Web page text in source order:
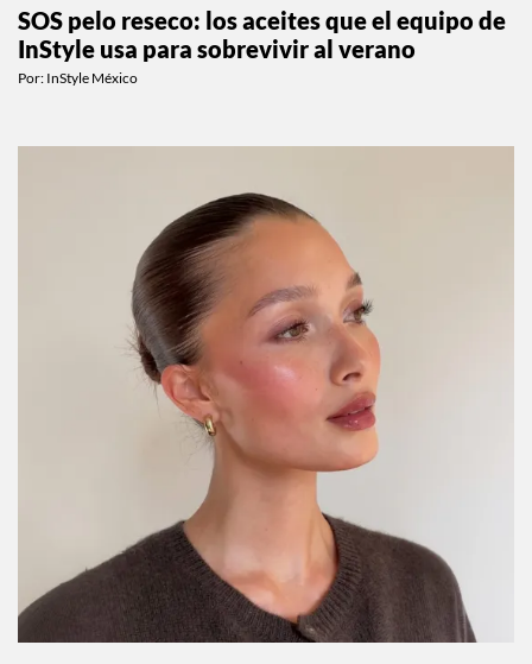
SOS pelo reseco: los aceites que el equipo de
InStyle usa para sobrevivir al verano
Por: InStyle México